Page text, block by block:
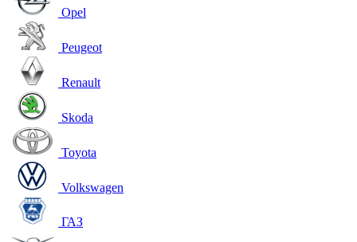
Opel
Peugeot
Renault
Skoda
Toyota
Volkswagen
ГАЗ